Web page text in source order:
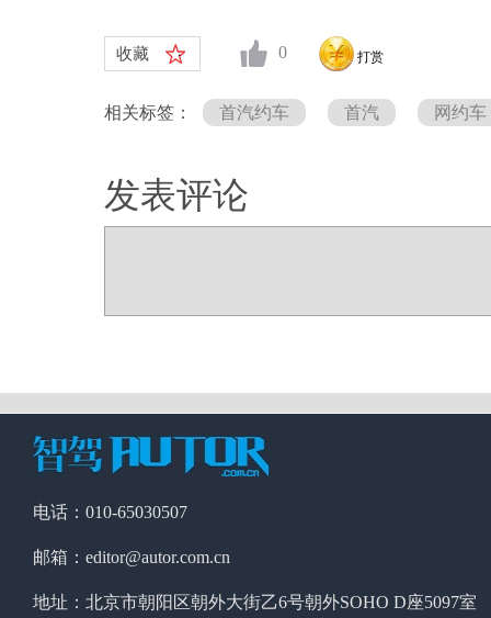
收藏 0 打赏
相关标签： 首汽约车 首汽 网约车
发表评论
电话：010-65030507
邮箱：editor@autor.com.cn
地址：北京市朝阳区朝外大街乙6号朝外SOHO D座5097室